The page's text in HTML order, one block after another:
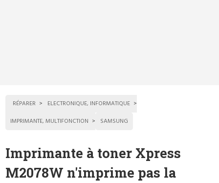
RÉPARER
ELECTRONIQUE, INFORMATIQUE
IMPRIMANTE, MULTIFONCTION
SAMSUNG
Imprimante à toner Xpress
M2078W n'imprime pas la